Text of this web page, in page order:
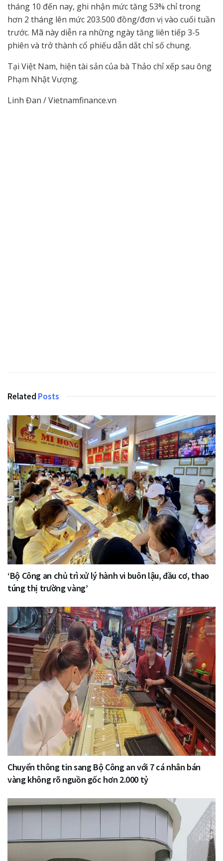
tháng 10 đến nay, ghi nhận mức tăng 53% chỉ trong
hơn 2 tháng lên mức 203.500 đồng/đơn vị vào cuối tuần
trước. Mã này diễn ra những ngày tăng liên tiếp 3-5
phiên và trở thành cổ phiếu dẫn dắt chỉ số chung.
Tại Việt Nam, hiện tài sản của bà Thảo chỉ xếp sau ông
Phạm Nhật Vượng.
Linh Đan / Vietnamfinance.vn
Related Posts
‘Bộ Công an chủ trì xử lý hành vi buôn lậu, đầu cơ, thao
túng thị trường vàng’
Chuyển thông tin sang Bộ Công an với 7 cá nhân bán
vàng không rõ nguồn gốc hơn 2.000 tỷ